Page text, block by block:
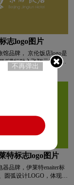
设计
志logo图片
馆品牌， 京伦饭店logo是
进行融入飞翔元素创意
特标志logo图片
器品牌，伊莱特enaiter标
圆弧设计LOGO，体现专
不再弹出